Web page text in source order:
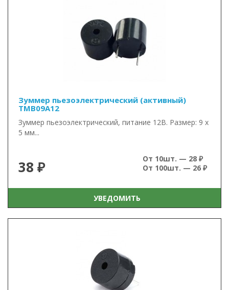
Зуммер пьезоэлектрический (активный)
TMB09A12
Зуммер пьезоэлектрический, питание 12В. Размер: 9 x
5 мм...
38 ₽
От 10шт. — 28 ₽
От 100шт. — 26 ₽
УВЕДОМИТЬ